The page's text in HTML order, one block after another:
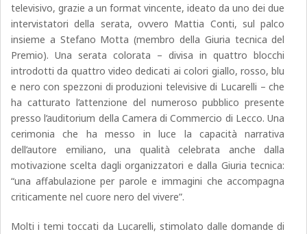
televisivo, grazie a un format vincente, ideato da uno dei due
intervistatori della serata, ovvero Mattia Conti, sul palco
insieme a Stefano Motta (membro della Giuria tecnica del
Premio). Una serata colorata – divisa in quattro blocchi
introdotti da quattro video dedicati ai colori giallo, rosso, blu
e nero con spezzoni di produzioni televisive di Lucarelli – che
ha catturato l’attenzione del numeroso pubblico presente
presso l’auditorium della Camera di Commercio di Lecco. Una
cerimonia che ha messo in luce la capacità narrativa
dell’autore emiliano, una qualità celebrata anche dalla
motivazione scelta dagli organizzatori e dalla Giuria tecnica:
“una affabulazione per parole e immagini che accompagna
criticamente nel cuore nero del vivere”.
Molti i temi toccati da Lucarelli, stimolato dalle domande di